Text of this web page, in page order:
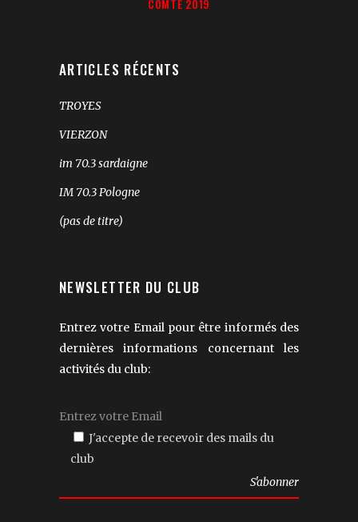
COMTÉ 2019
ARTICLES RÉCENTS
TROYES
VIERZON
im 70.3 sardaigne
IM 70.3 Pologne
(pas de titre)
NEWSLETTER DU CLUB
Entrez votre Email pour être informés des
dernières informations concernant les
activités du club:
J'accepte de recevoir des mails du
club
laisser